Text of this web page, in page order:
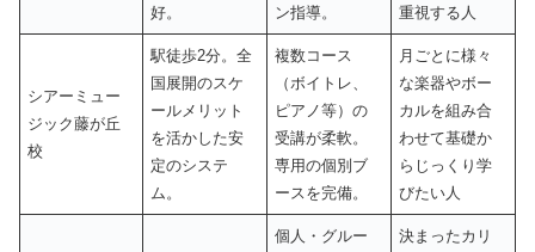
好。
ン指導。
重視する人
シアーミュー
ジック藤が丘
校
駅徒歩2分。全
国展開のスケ
ールメリット
を活かした安
定のシステ
ム。
複数コース
（ボイトレ、
ピアノ等）の
受講が柔軟。
専用の個別ブ
ースを完備。
月ごとに様々
な楽器やボー
カルを組み合
わせて基礎か
らじっくり学
びたい人
個人・グルー
決まったカリ